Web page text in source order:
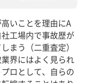
いことを理由にA
工場内で事故歴が
まう（二重査定）
界にはよく見られ
ロとして、自らの